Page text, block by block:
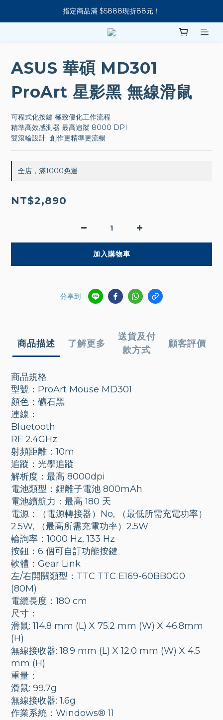
新會員下單 送 7-11 美式咖啡
指定商品滿 $5888現折88元！
新會員下單 送 7-11 美式咖啡
ASUS 華碩 MD301
ProArt 星影黑 無線滑鼠
可程式化按鍵 極致優化工作流程
精準高效感測器 最高追蹤 8000 DPI
雙滾輪設計  創作更精準更流暢
全店，滿1000免運
NT$2,890
加入購物車
分享到
商品描述 了解更多
送貨及付
款方式
顧客評價
商品規格
型號：ProArt Mouse MD301
顏色：礦石黑
連線：
Bluetooth
RF 2.4GHz
射頻距離：10m
追蹤：光學追蹤
解析度：最高 8000dpi
電池類型：鋰離子電池 800mAh
電池續航力：最高 180 天
電源：（電源轉接器）No, （最低所需充電功率）
2.5W, （最高所需充電功率）2.5W
輪詢率：1000 Hz, 133 Hz
按鈕：6 個可自訂功能按鍵
軟體：Gear Link
左/右開關類型：TTC TTC E169-60BB0G0
(80M)
電纜長度：180 cm
尺寸：
滑鼠: 114.8 mm (L) X 75.2 mm (W) X 46.8mm
(H)
無線接收器: 18.9 mm (L) X 12.0 mm (W) X 4.5
mm (H)
重量：
滑鼠: 99.7g
無線接收器: 1.6g
作業系統：Windows® 11